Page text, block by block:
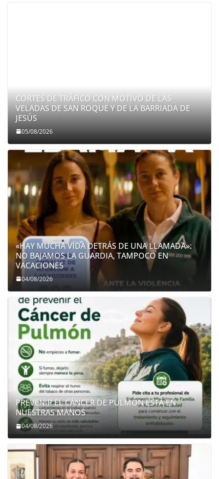
CORTES DE TRÁFICO CON MOTIVO DE LAS
VELADAS DE SAN ROQUE Y DE LA BARRIADA DE
JESÚS
05/08/2026
«HAY MUCHA VIDA DETRÁS DE UNA LLAMADA»:
NO BAJAMOS LA GUARDIA, TAMPOCO EN
VACACIONES
04/08/2026
PREVENIR EL CÁNCER DE PULMÓN ESTÁ EN
NUESTRAS MANOS
04/08/2026